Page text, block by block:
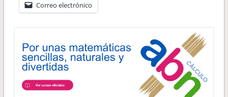
Correo electrónico